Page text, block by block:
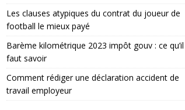
Les clauses atypiques du contrat du joueur de
football le mieux payé
Barème kilométrique 2023 impôt gouv : ce qu’il
faut savoir
Comment rédiger une déclaration accident de
travail employeur